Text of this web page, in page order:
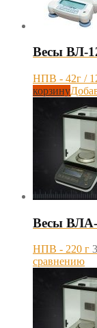
Весы ВЛ-
НПВ - 42г /
корзину
Весы
НПВ - 220 г
сравнению